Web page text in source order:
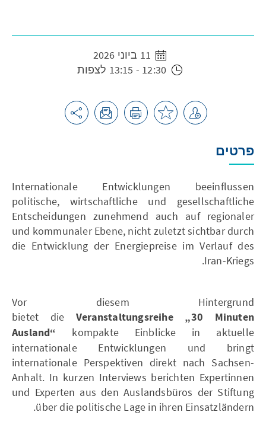
פרטים
Internationale Entwicklungen beeinflussen
politische, wirtschaftliche und gesellschaftliche
Entscheidungen zunehmend auch auf regionaler
und kommunaler Ebene, nicht zuletzt sichtbar durch
die Entwicklung der Energiepreise im Verlauf des
Iran-Kriegs.
Vor diesem Hintergrund
bietet die Veranstaltungsreihe „30 Minuten
Ausland“ kompakte Einblicke in aktuelle
internationale Entwicklungen und bringt
internationale Perspektiven direkt nach Sachsen-
Anhalt. In kurzen Interviews berichten Expertinnen
und Experten aus den Auslandsbüros der Stiftung
über die politische Lage in ihren Einsatzländern.